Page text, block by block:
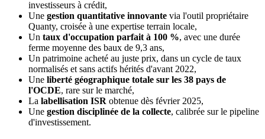
investisseurs à crédit,
Une gestion quantitative innovante via l'outil propriétaire
Quanty, croisée à une expertise terrain locale,
Un taux d'occupation parfait à 100 %, avec une durée
ferme moyenne des baux de 9,3 ans,
Un patrimoine acheté au juste prix, dans un cycle de taux
normalisés et sans actifs hérités d'avant 2022,
Une liberté géographique totale sur les 38 pays de
l'OCDE, rare sur le marché,
La labellisation ISR obtenue dès février 2025,
Une gestion disciplinée de la collecte, calibrée sur le pipeline
d'investissement.